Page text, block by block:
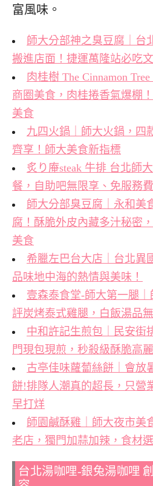
富風味。
師大分部神之臭豆腐｜台
搬進店面！捷運萬隆站必吃
肉桂樹 The Cinnamon
商圈美食，肉桂捲香氣爆棚
美食
九四火鍋｜師大火鍋，四
齊享！師大美食新指標
炙り庵steak 牛排 台北師
餐，自助吧無限享、免服務
師大分部臭豆腐｜永和美
腐！酥脆外皮內藏多汁秘密
美食
希臘左巴台大店｜台北異
品味地中海的熱情與美味！
壹森泰食堂-師大第一腿
評炭烤泰式雞腿，白飯湯品
中和許記生煎包｜民安街
門現包現煎，秒殺級酥脆高麗
古亭佳味蘿蔔絲餅｜會放
餅!排隊人潮真的超長，只營
早打烊
師園鹹酥雞｜師大夜市美
老店，獨門加蒜加辣，食材
台北湯咖哩-銀兔湯咖哩